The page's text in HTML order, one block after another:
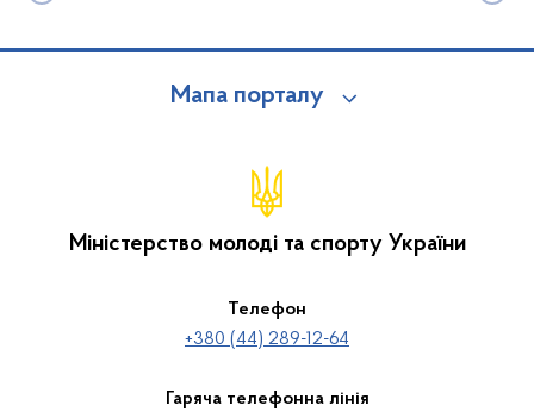
Мапа порталу
Міністерство молоді та спорту України
Телефон
+380 (44) 289-12-64
Гаряча телефонна лінія